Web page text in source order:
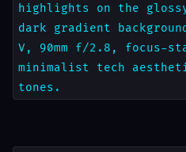
highlights on the
dark gradient
V, 90mm f/2.8, focus-
minimalist tech
tones.